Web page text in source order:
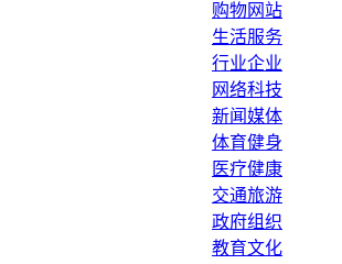
购物网站
生活服务
行业企业
网络科技
新闻媒体
体育健身
医疗健康
交通旅游
政府组织
教育文化